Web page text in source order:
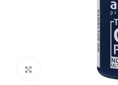
Clique para ampliar